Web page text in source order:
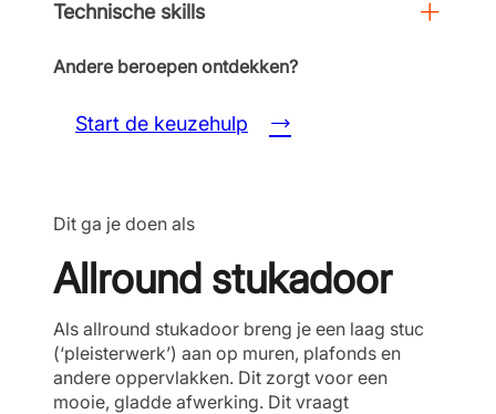
Dit ga je doen als
Allround stukadoor
Als allround stukadoor breng je een laag stuc
(‘pleisterwerk’) aan op muren, plafonds en
andere oppervlakken. Dit zorgt voor een
mooie, gladde afwerking. Dit vraagt
Technische skills
Andere beroepen ontdekken?
Start de keuzehulp